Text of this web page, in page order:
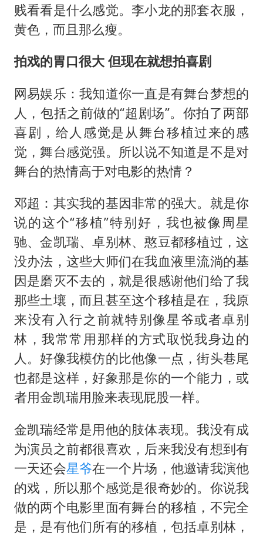
贱看看是什么感觉。李小龙的那套衣服，
黄色，而且那么瘦。
拍戏的胃口很大 但现在就想拍喜剧
网易娱乐：我知道你一直是有舞台梦想的
人，包括之前做的“超剧场”。你拍了两部
喜剧，给人感觉是从舞台移植过来的感
觉，舞台感觉强。所以说不知道是不是对
舞台的热情高于对电影的热情？
邓超：其实我的基因非常的强大。就是你
说的这个“移植”特别好，我也被像周星
驰、金凯瑞、卓别林、憨豆都移植过，这
没办法，这些大师们在我血液里流淌的基
因是磨灭不去的，就是很感谢他们给了我
那些土壤，而且甚至这个移植是在，我原
来没有入行之前就特别像星爷或者卓别
林，我常常用那样的方式取悦我身边的
人。好像我模仿的比他像一点，街头巷尾
也都是这样，好象那是你的一个能力，或
者用金凯瑞用脸来表现屁股一样。
金凯瑞经常是用他的肢体表现。我没有成
为演员之前都很喜欢，后来我没有想到有
一天还会星爷在一个片场，他邀请我演他
的戏，所以那个感觉是很奇妙的。你说我
做的两个电影里面有舞台的移植，不完全
是，是有他们所有的移植，包括卓别林，